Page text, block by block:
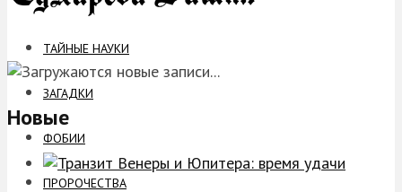
ТАЙНЫЕ НАУКИ
ЗАГАДКИ
ФОБИИ
ПРОРОЧЕСТВА
Новые